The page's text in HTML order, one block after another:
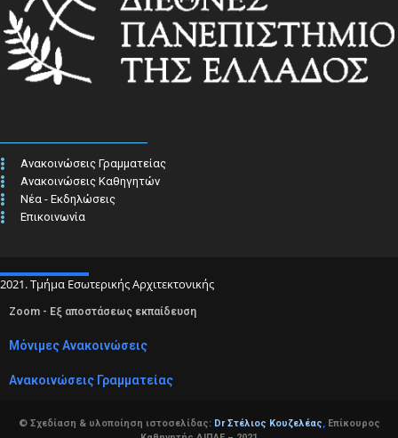
Ανακοινώσεις Γραμματείας
Ανακοινώσεις Καθηγητών
Νέα - Εκδηλώσεις
Επικοινωνία
2021. Τμήμα Εσωτερικής Αρχιτεκτονικής
Zoom - Εξ αποστάσεως εκπαίδευση
Μόνιμες Ανακοινώσεις
Ανακοινώσεις Γραμματείας
© Σχεδίαση & υλοποίηση ιστοσελίδας: Dr Στέλιος Κουζελέας,Επίκουρος